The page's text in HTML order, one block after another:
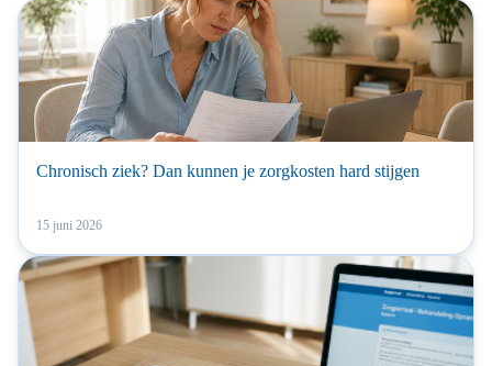
Chronisch ziek? Dan kunnen je zorgkosten hard stijgen
15 juni 2026